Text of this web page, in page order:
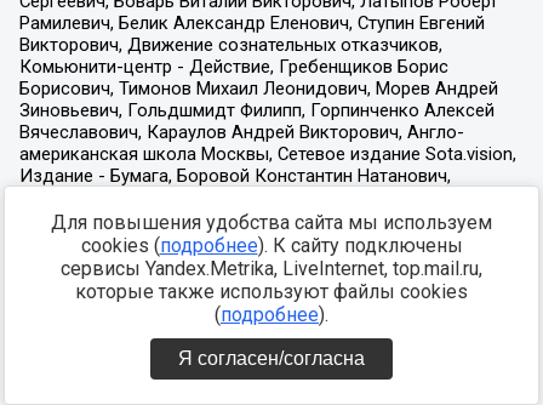
Для повышения удобства сайта мы используем
cookies (подробнее). К сайту подключены
сервисы Yandex.Metrika, LiveInternet, top.mail.ru,
которые также используют файлы cookies
(подробнее).
Я согласен/согласна